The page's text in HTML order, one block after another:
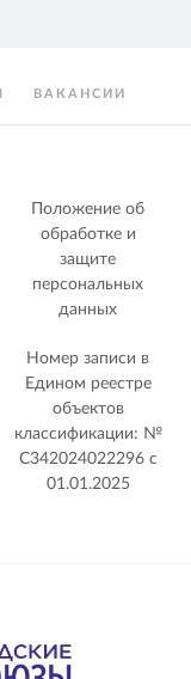
ВАКАНСИИ
Положение об
обработке и
защите
персональных
данных
Номер записи в
Едином реестре
объектов
классификации: №
С342024022296 c
01.01.2025